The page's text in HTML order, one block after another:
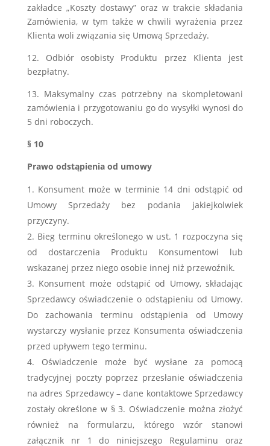
zakładce „Koszty dostawy” oraz w trakcie składania
Zamówienia, w tym także w chwili wyrażenia przez
Klienta woli związania się Umową Sprzedaży.
12. Odbiór osobisty Produktu przez Klienta jest
bezpłatny.
13. Maksymalny czas potrzebny na skompletowani
zamówienia i przygotowaniu go do wysyłki wynosi do
5 dni roboczych.
§ 10
Prawo odstąpienia od umowy
Konsument może w terminie 14 dni odstąpić od
Umowy Sprzedaży bez podania jakiejkolwiek
przyczyny.
Bieg terminu określonego w ust. 1 rozpoczyna się
od dostarczenia Produktu Konsumentowi lub
wskazanej przez niego osobie innej niż przewoźnik.
Konsument może odstąpić od Umowy, składając
Sprzedawcy oświadczenie o odstąpieniu od Umowy.
Do zachowania terminu odstąpienia od Umowy
wystarczy wysłanie przez Konsumenta oświadczenia
przed upływem tego terminu.
Oświadczenie może być wysłane za pomocą
tradycyjnej poczty poprzez przesłanie oświadczenia
na adres Sprzedawcy – dane kontaktowe Sprzedawcy
zostały określone w § 3. Oświadczenie można złożyć
również na formularzu, którego wzór stanowi
załącznik nr 1 do niniejszego Regulaminu oraz